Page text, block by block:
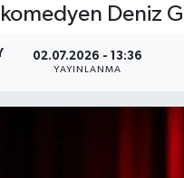
Deniz
02.07.2026 - 13:36
YAYINLANMA